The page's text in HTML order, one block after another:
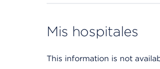
Mis hospitales
This information is not